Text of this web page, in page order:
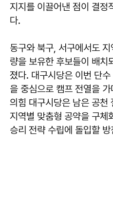
지지를 이끌어낸 점이 결정
다.
동구와 북구, 서구에서도
량을 보유한 후보들이 배치
졌다. 대구시당은 이번 단
을 중심으로 캠프 전열을
의힘 대구시당은 남은 공천
지역별 맞춤형 공약을 구체
승리 전략 수립에 돌입할 방